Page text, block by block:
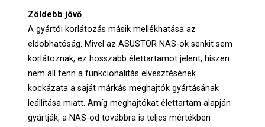
Zöldebb jövő
A gyártói korlátozás másik mellékhatása az
eldobhatóság. Mivel az ASUSTOR NAS-ok senkit sem
korlátoznak, ez hosszabb élettartamot jelent, hiszen
nem áll fenn a funkcionalitás elvesztésének
kockázata a saját márkás meghajtók gyártásának
leállítása miatt. Amíg meghajtókat élettartam alapján
gyártják, a NAS-od továbbra is teljes mértékben